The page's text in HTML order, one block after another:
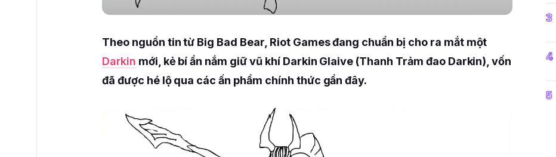
Theo nguồn tin từ Big Bad Bear, Riot Games đang chuẩn bị cho ra mắt một
Darkin mới, kẻ bí ẩn nắm giữ vũ khí Darkin Glaive (Thanh Trảm đao Darkin), vốn
đã được hé lộ qua các ấn phẩm chính thức gần đây.
3
4
5